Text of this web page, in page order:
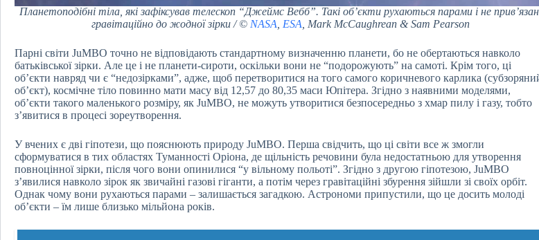
Планетоподібні тіла, які зафіксував телескоп “Джеймс Вебб”. Такі об’єкти рухаються парами і не
гравітаційно до жодної зірки / ©NASA,ESA, Mark McCaughrean & Sam Pearson
Парні світи JuMBO точно не відповідають стандартному визначенню планети, бо не обертаються навколо
батьківської зірки. Але це і не планети-сироти, оскільки вони не “подорожують” на самоті. Крім того, ці
об’єкти навряд чи є “недозірками”, адже, щоб перетворитися на того самого коричневого карлика
об’єкт), космічне тіло повинно мати масу від 12,57 до 80,35 маси Юпітера. Згідно з наявними моделями,
об’єкти такого маленького розміру, як JuMBO, не можуть утворитися безпосередньо з хмар пилу і газу, тобто
з’явитися в процесі зореутворення.
У вчених є дві гіпотези, що пояснюють природу JuMBO. Перша свідчить, що ці світи все ж змогли
сформуватися в тих областях Туманності Оріона, де щільність речовини була недостатньою для утворення
повноцінної зірки, після чого вони опинилися “у вільному польоті”. Згідно з другою гіпотезою, JuMBO
з’явилися навколо зірок як звичайні газові гіганти, а потім через гравітаційні збурення зійшли зі своїх орбіт.
Однак чому вони рухаються парами – залишається загадкою. Астрономи припустили, що це досить молоді
об’єкти – їм лише близько мільйона років.